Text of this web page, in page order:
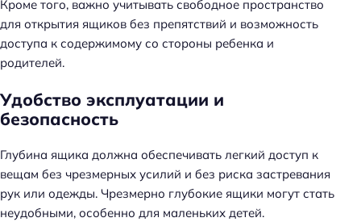
Кроме того, важно учитывать свободное пространство
для открытия ящиков без препятствий и возможность
доступа к содержимому со стороны ребенка и
родителей.
Удобство эксплуатации и
безопасность
Глубина ящика должна обеспечивать легкий доступ к
вещам без чрезмерных усилий и без риска застревания
рук или одежды. Чрезмерно глубокие ящики могут стать
неудобными, особенно для маленьких детей.